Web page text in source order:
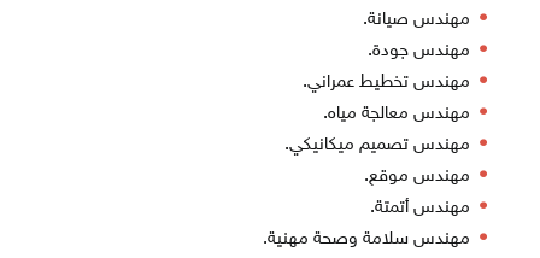
مهندس صيانة.
مهندس جودة.
مهندس تخطيط عمراني.
مهندس معالجة مياه.
مهندس تصميم ميكانيكي.
مهندس موقع.
مهندس أتمتة.
مهندس سلامة وصحة مهنية.